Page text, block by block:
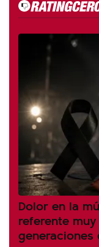
Dolor en la
referente
generaciones